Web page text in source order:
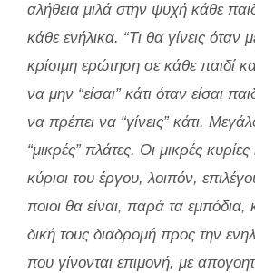
αλήθεια μιλά στην ψυχή κάθε
κάθε ενήλικα. “Τι θα γίνεις όταν
κρίσιμη ερώτηση σε κάθε παιδί
να μην “είσαι” κάτι όταν είσαι
να πρέπει να “γίνεις” κάτι.
“μικρές” πλάτες. Οι μικρές κυρίες
κύριοι του έργου, λοιπόν,
ποιοι θα είναι, παρά τα εμπόδια,
δική τους διαδρομή προς την
που γίνονται επιμονή, με